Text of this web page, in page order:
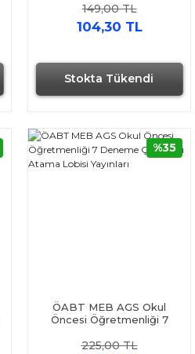
Stokta Tükendi
Deneme Yargı Yayınları
149,00 TL
104,30 TL
ÖABT MEB AGS Okul
Öncesi Öğretmenliği 7
Lobisi Yayınları
225,00 TL
%35